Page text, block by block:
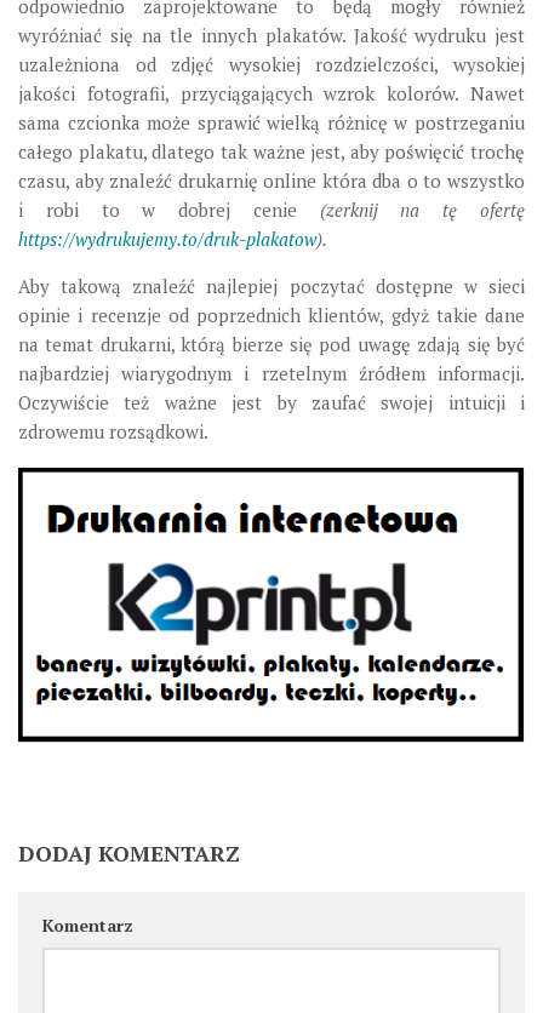
odpowiednio zaprojektowane to będą mogły również
wyróżniać się na tle innych plakatów. Jakość wydruku jest
uzależniona od zdjęć wysokiej rozdzielczości, wysokiej
jakości fotografii, przyciągających wzrok kolorów. Nawet
sama czcionka może sprawić wielką różnicę w postrzeganiu
całego plakatu, dlatego tak ważne jest, aby poświęcić trochę
czasu, aby znaleźć drukarnię online która dba o to wszystko
i robi to w dobrej cenie (zerknij na tę ofertę
https://wydrukujemy.to/druk-plakatow).
Aby takową znaleźć najlepiej poczytać dostępne w sieci
opinie i recenzje od poprzednich klientów, gdyż takie dane
na temat drukarni, którą bierze się pod uwagę zdają się być
najbardziej wiarygodnym i rzetelnym źródłem informacji.
Oczywiście też ważne jest by zaufać swojej intuicji i
zdrowemu rozsądkowi.
DODAJ KOMENTARZ
Komentarz